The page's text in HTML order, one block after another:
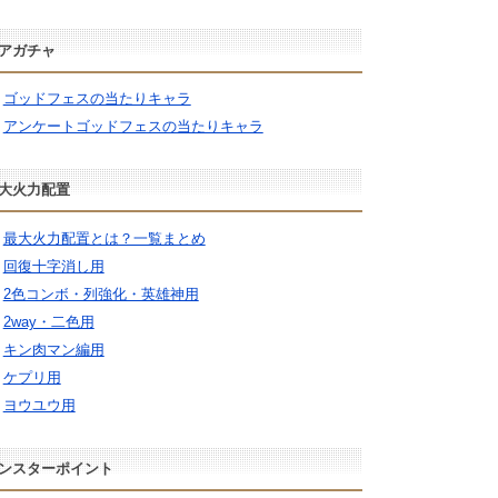
ガチャ
ゴッドフェスの当たりキャラ
アンケートゴッドフェスの当たりキャラ
火力配置
最大火力配置とは？一覧まとめ
回復十字消し用
2色コンボ・列強化・英雄神用
2way・二色用
キン肉マン編用
ケプリ用
ヨウユウ用
スターポイント